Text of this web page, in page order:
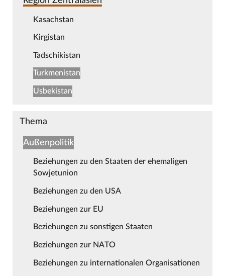
Kasachstan
Kirgistan
Tadschikistan
Turkmenistan
Usbekistan
Thema
Außenpolitik
Beziehungen zu den Staaten der ehemaligen
Sowjetunion
Beziehungen zu den USA
Beziehungen zur EU
Beziehungen zu sonstigen Staaten
Beziehungen zur NATO
Beziehungen zu internationalen Organisationen